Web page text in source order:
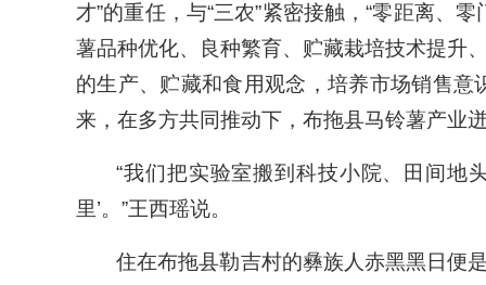
才”的重任，与“三农”紧密接触，“零距离、
薯品种优化、良种繁育、贮藏栽培技术提升
的生产、贮藏和食用观念，培养市场销售
来，在多方共同推动下，布拖县马铃薯产业
“我们把实验室搬到科技小院、田间地
里’。”王西瑶说。
住在布拖县勒吉村的彝族人赤黑黑日便